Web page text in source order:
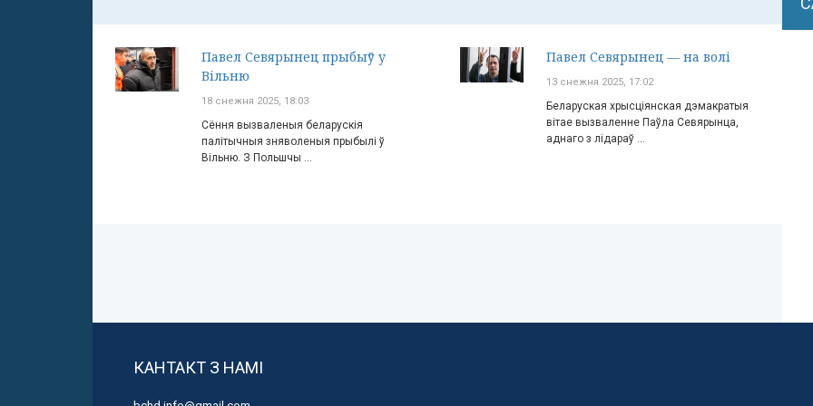
Павел Севярынец прыбыў у
Вільню
18 снежня 2025, 18:03
Сёння вызваленыя беларускія
палітычныя зняволеныя прыбылі ў
Вільню. З Польшчы ...
Павел Севярынец — на волі
13 снежня 2025, 17:02
Беларуская хрысціянская дэмакратыя
вітае вызваленне Паўла Севярынца,
аднаго з лідараў ...
КАНТАКТ З НАМІ